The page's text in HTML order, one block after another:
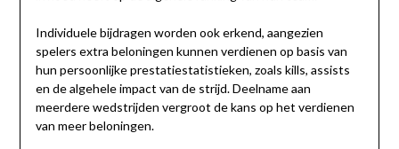
Individuele bijdragen worden ook erkend, aangezien
spelers extra beloningen kunnen verdienen op basis van
hun persoonlijke prestatiestatistieken, zoals kills, assists
en de algehele impact van de strijd. Deelname aan
meerdere wedstrijden vergroot de kans op het verdienen
van meer beloningen.